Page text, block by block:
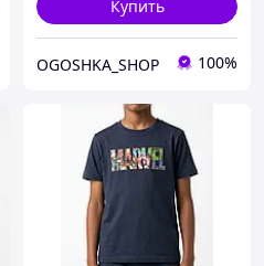
Купить
OGOSHKA_SHOP 100%